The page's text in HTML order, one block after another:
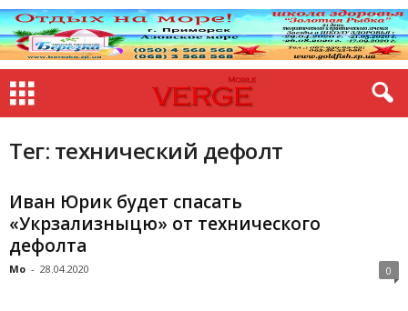
Тег: технический дефолт
Иван Юрик будет спасать
«Укрзализныцю» от технического
дефолта
Mo - 28.04.2020 0